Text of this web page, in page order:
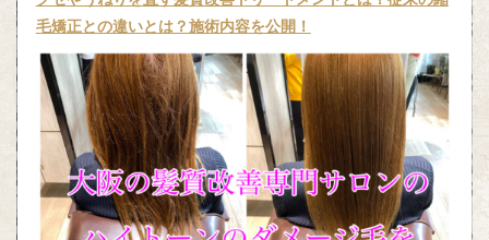
毛矯正との違いとは？施術内容を公開！